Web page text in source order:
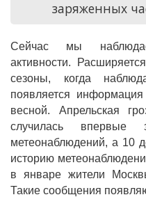
заряженных
Сейчас мы
активности.
сезоны, когда
появляется
весной. Апрельская
случилась
метеонаблюдений, а 10
историю
в январе жители
Такие сообщения